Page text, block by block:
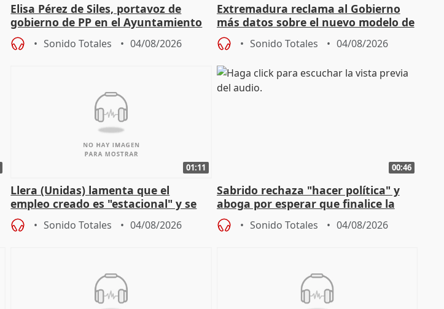
Elisa Pérez de Siles, portavoz de
gobierno de PP en el Ayuntamiento
de Málaga, deja la política
Sonido Totales 04/08/2026
Extremadura reclama al Gobierno
más datos sobre el nuevo modelo de
financiación
Sonido Totales 04/08/2026
01:11
Llera (Unidas) lamenta que el
empleo creado es "estacional" y se
"esfumará" al acabar el verano
Sonido Totales 04/08/2026
00:46
Sabrido rechaza "hacer política" y
aboga por esperar que finalice la
investigación del incendio
Sonido Totales 04/08/2026